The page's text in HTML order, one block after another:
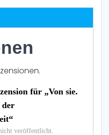
für „Von sie.
der
veröffentlicht.